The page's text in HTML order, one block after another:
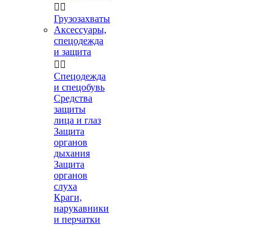
 
Грузозахваты
Аксессуары,
спецодежда
и защита
 
Спецодежда
и спецобувь
Средства
защиты
лица и глаз
Защита
органов
дыхания
Защита
органов
слуха
Краги,
нарукавники
и перчатки